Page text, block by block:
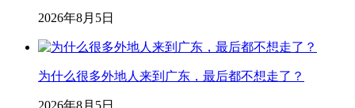
2026年8月5日
为什么很多外地人来到广东，最后都不想走了？